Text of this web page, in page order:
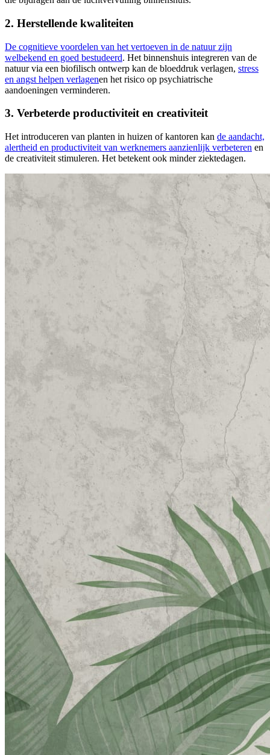
2. Herstellende kwaliteiten
De cognitieve voordelen van het vertoeven in de natuur zijn
welbekend en goed bestudeerd. Het binnenshuis integreren van de
natuur via een biofilisch ontwerp kan de bloeddruk verlagen, stress
en angst helpen verlagenen het risico op psychiatrische
aandoeningen verminderen.
3. Verbeterde productiviteit en creativiteit
Het introduceren van planten in huizen of kantoren kan de aandacht,
alertheid en productiviteit van werknemers aanzienlijk verbeteren en
de creativiteit stimuleren. Het betekent ook minder ziektedagen.